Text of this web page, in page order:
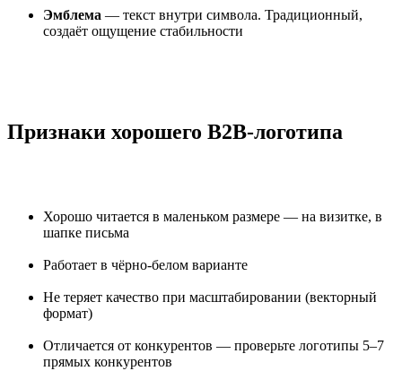
Эмблема — текст внутри символа. Традиционный,
создаёт ощущение стабильности
Признаки хорошего B2B-логотипа
Хорошо читается в маленьком размере — на визитке, в
шапке письма
Работает в чёрно-белом варианте
Не теряет качество при масштабировании (векторный
формат)
Отличается от конкурентов — проверьте логотипы 5–7
прямых конкурентов